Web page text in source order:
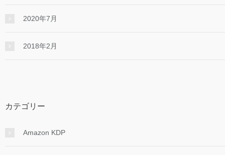
2020年7月
2018年2月
カテゴリー
Amazon KDP